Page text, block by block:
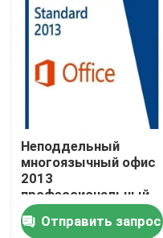
Видеозаписи
О нас
Контроль качества
Свяжитесь с нами
Новости
Неподдельный
многоязычный офис
2013
профессиональный
плюс ПК ключа 50
продукта
Отправить запрос